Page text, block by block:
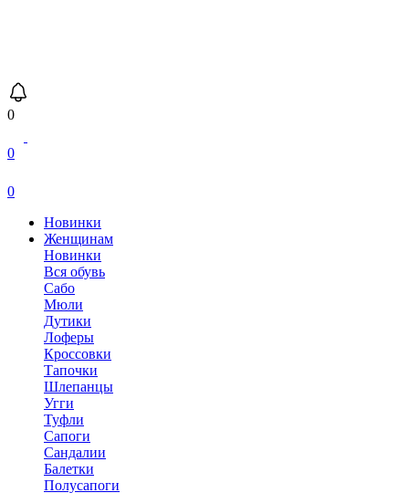
0
0
0
Новинки
Женщинам
Новинки
Вся обувь
Сабо
Мюли
Дутики
Лоферы
Кроссовки
Тапочки
Шлепанцы
Угги
Туфли
Сапоги
Сандалии
Балетки
Полусапоги